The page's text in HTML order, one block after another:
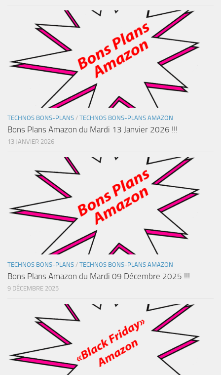
TECHNOS BONS-PLANS / TECHNOS BONS-PLANS AMAZON
Bons Plans Amazon du Mardi 13 Janvier 2026 !!!
13 JANVIER 2026
TECHNOS BONS-PLANS / TECHNOS BONS-PLANS AMAZON
Bons Plans Amazon du Mardi 09 Décembre 2025 !!!
9 DÉCEMBRE 2025